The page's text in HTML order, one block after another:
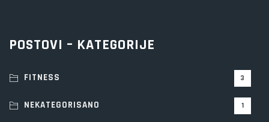
POSTOVI – KATEGORIJE
FITNESS 3
NEKATEGORISANO 1